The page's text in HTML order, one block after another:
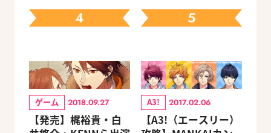
る豪華グッズ付き限
定セットも同時発売
紹介《2020.11追加更
新》
4
ゲーム 2018.09.27
【発売】梶裕貴・白
5
A3! 2017.02.06
【A3!（エースリー）